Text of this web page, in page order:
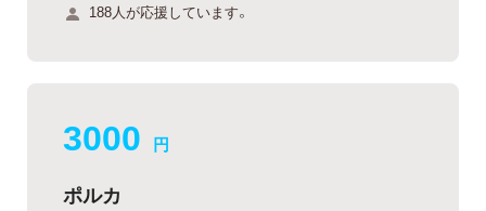
188人が応援しています。
3000 円
ポルカ